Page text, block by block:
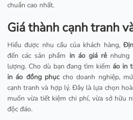
chuẩn cao nhất.
Giá thành cạnh tranh
Hiểu được nhu cầu của khách hàng,
đến các sản phẩm in áo giá rẻnhưng
lượng. Cho dù bạn đang tìm kiếm áo in
in áo đồng phụccho doanh nghiệp,
cạnh tranh và hợp lý. Đây là lựa chọn
muốn vừa tiết kiệm chi phí, vừa sở hữu
độc đáo.